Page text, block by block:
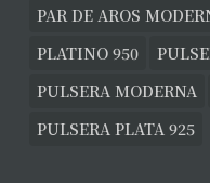
PAR DE AROS
PLATINO 950
PULSERA MODERNA
PULSERA PLATA 925